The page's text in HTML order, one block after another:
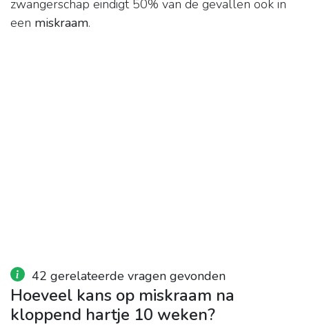
zwangerschap eindigt 50% van de gevallen ook in
een miskraam.
42 gerelateerde vragen gevonden
Hoeveel kans op miskraam na
kloppend hartje 10 weken?